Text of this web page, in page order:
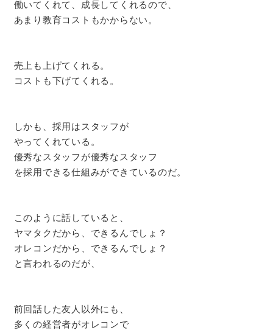
働いてくれて、成長してくれるので、
あまり教育コストもかからない。
売上も上げてくれる。
コストも下げてくれる。
しかも、採用はスタッフが
やってくれている。
優秀なスタッフが優秀なスタッフ
を採用できる仕組みができているのだ。
このように話していると、
ヤマタクだから、できるんでしょ？
オレコンだから、できるんでしょ？
と言われるのだが、
前回話した友人以外にも、
多くの経営者がオレコンで